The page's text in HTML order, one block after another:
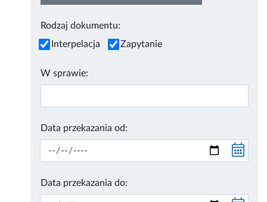
Rodzaj dokumentu:
Interpelacja
Zapytanie
W sprawie:
Data przekazania od:
Data przekazania do: